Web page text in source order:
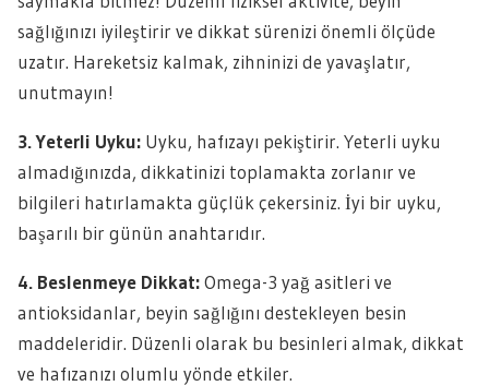
sağlığınızı iyileştirir ve dikkat sürenizi önemli ölçüde
uzatır. Hareketsiz kalmak, zihninizi de yavaşlatır,
unutmayın!
3. Yeterli Uyku: Uyku, hafızayı pekiştirir. Yeterli uyku
almadığınızda, dikkatinizi toplamakta zorlanır ve
bilgileri hatırlamakta güçlük çekersiniz. İyi bir uyku,
başarılı bir günün anahtarıdır.
4. Beslenmeye Dikkat:Omega-3 yağ asitleri ve
antioksidanlar, beyin sağlığını destekleyen besin
maddeleridir. Düzenli olarak bu besinleri almak, dikkat
ve hafızanızı olumlu yönde etkiler.